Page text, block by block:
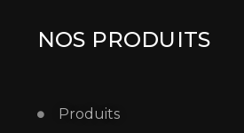
NOS PRODUITS
Produits